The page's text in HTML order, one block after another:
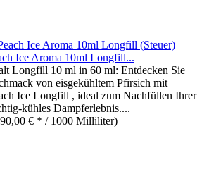
Ice Aroma 10ml Longfill...
Longfill 10 ml in 60 ml: Entdecken Sie
von eisgekühltem Pfirsich mit
Ice Longfill , ideal zum Nachfüllen Ihrer
kühles Dampferlebnis....
€ * / 1000 Milliliter)